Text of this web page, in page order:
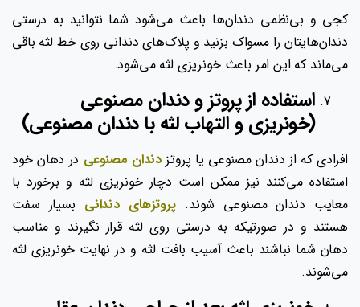
کجی و بی‌نظمی دندان‌ها باعث می‌شود شما نتوانید به درستی
دندان‌هایتان را مسواک بزنید و پلاک‌های دندانی روی خط لثه باقی
می‌ماند که این امر باعث خونریزی لثه می‌شود.
استفاده از پروتز و دندان مصنوعی
(خونریزی و التهاب لثه با دندان مصنوعی)
افرادی که از دندان مصنوعی یا پروتز دندان مصنوعی در دهان خود
استفاده می‌کنند نیز ممکن است دچار خونریزی لثه و برخورد با
معایب دندان مصنوعی شوند.پروتزهای دندانی بسیار سفت
هستند و در صورتیکه به درستی روی لثه قرار نگیرند و مناسب
دهان شما نباشند باعث آسیب بافت لثه و در نهایت خونریزی لثه
می‌شوند.